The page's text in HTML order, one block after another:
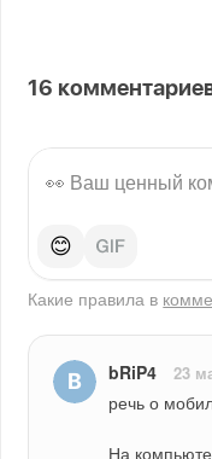
16
😊
Какие правила в
bRiP4 23
речь о
На